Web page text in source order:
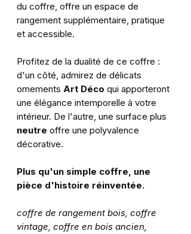
du coffre, offre un espace de
rangement supplémentaire, pratique
et accessible.
Profitez de la dualité de ce coffre :
d'un côté, admirez de délicats
ornements Art Déco qui apporteront
une élégance intemporelle à votre
intérieur. De l'autre, une surface plus
neutre offre une polyvalence
décorative.
Plus qu'un simple coffre, une
pièce d'histoire réinventée.
coffre de rangement bois, coffre
vintage, coffre en bois ancien,